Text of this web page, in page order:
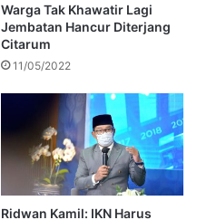
Warga Tak Khawatir Lagi
Jembatan Hancur Diterjang
Citarum
11/05/2022
Ridwan Kamil: IKN Harus